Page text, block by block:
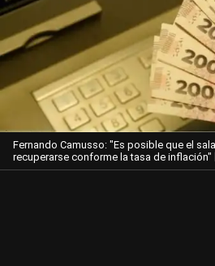
Fernando Camusso: "Es posible que el
recuperarse conforme la tasa de inflación"